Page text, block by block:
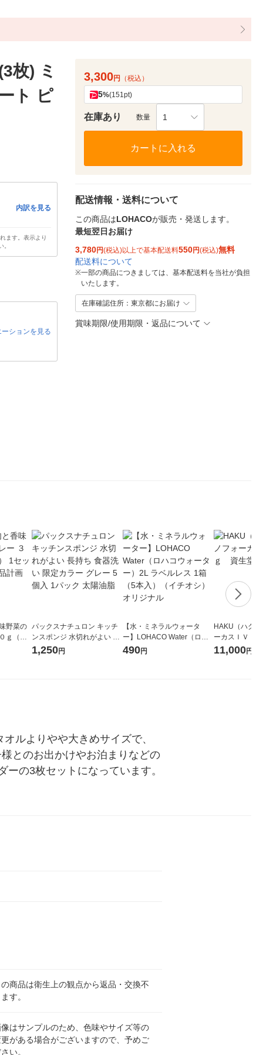
枚) ミ
ト ピ
内訳を見る
ます。表示より
。
ションを見る
3,300円 （税込）
5%(151pt)
在庫あり 数量 1
カートに入れる
配送情報・送料について
この商品はLOHACOが販売・発送します。
最短翌日お届け
3,780円(税込)以上で基本配送料550円(税込)無料
配送料について
※一部の商品につきましては、基本配送料を当社が負担
いたします。
在庫確認住所：東京都にお届け
賞味期限/使用期限・返品について
野菜の
ｇ（１
パックスナチュロン キッチ
ンスポンジ 水切れがよい 長
持ち 食器洗い 限定カラー グ
レー 5個入 1パック 太陽油脂
1,250円
【水・ミネラルウォータ
ー】LOHACO Water（ロハ
コウォーター）2L ラベルレ
490円
HAKU（ハク
ーカスＩＶ
堂 おまけ付き
11,000円
ルよりやや大きめサイズで、
とのお出かけやお泊まりなどの
の3枚セットになっています。
商品は衛生上の観点から返品・交換不
す。
はサンプルのため、色味やサイズ等の
がある場合がございますので、予めご
い。